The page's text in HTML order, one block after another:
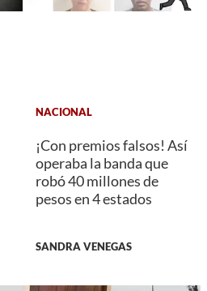
NACIONAL
¡Con premios falsos! Así
operaba la banda que
robó 40 millones de
pesos en 4 estados
SANDRA VENEGAS